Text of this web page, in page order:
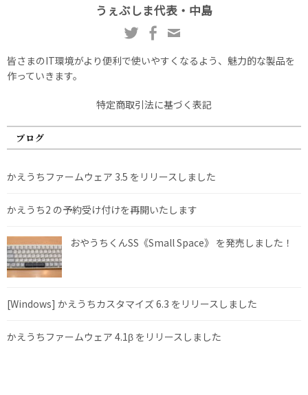
うぇぶしま代表・中島
皆さまのIT環境がより便利で使いやすくなるよう、魅力的な製品を
作っていきます。
特定商取引法に基づく表記
ブログ
かえうちファームウェア 3.5 をリリースしました
かえうち2 の予約受け付けを再開いたします
おやうちくんSS《Small Space》 を発売しました！
[Windows] かえうちカスタマイズ 6.3 をリリースしました
かえうちファームウェア 4.1β をリリースしました